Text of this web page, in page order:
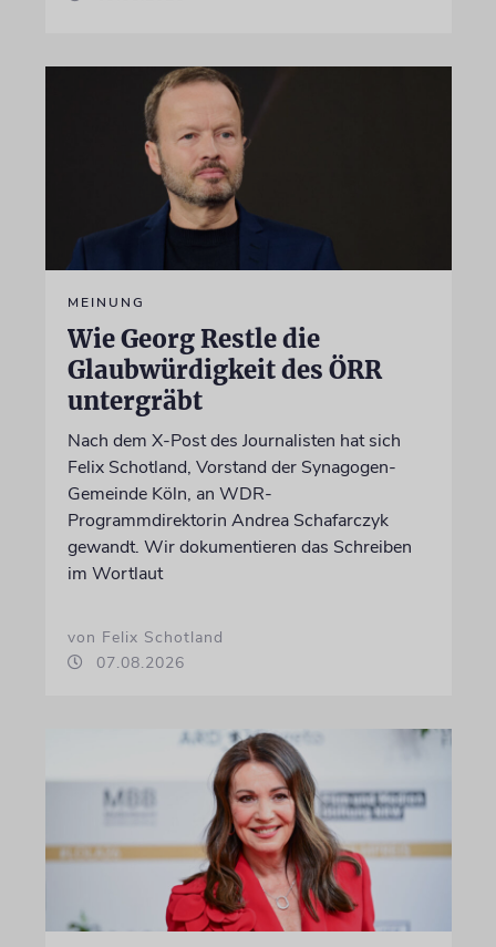
MEINUNG
Wie Georg Restle die
Glaubwürdigkeit des ÖRR
untergräbt
Nach dem X-Post des Journalisten hat sich
Felix Schotland, Vorstand der Synagogen-
Gemeinde Köln, an WDR-
Programmdirektorin Andrea Schafarczyk
gewandt. Wir dokumentieren das Schreiben
im Wortlaut
von Felix Schotland
07.08.2026